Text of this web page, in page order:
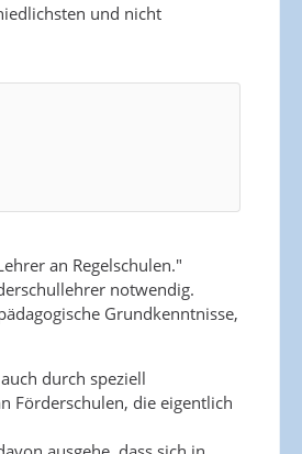
und nicht
an Regelschulen."
notwendig.
Grundkenntnisse,
durch speziell
Förderschulen, die eigentlich